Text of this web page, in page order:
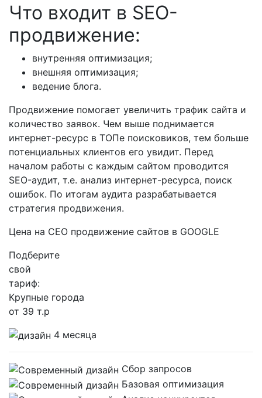
Что входит в SEO-
продвижение:
внутренняя оптимизация;
внешняя оптимизация;
ведение блога.
Продвижение помогает увеличить трафик сайта и
количество заявок. Чем выше поднимается
интернет-ресурс в ТОПе поисковиков, тем больше
потенциальных клиентов его увидит. Перед
началом работы с каждым сайтом проводится
SEO-аудит, т.е. анализ интернет-ресурса, поиск
ошибок. По итогам аудита разрабатывается
стратегия продвижения.
Цена на СЕО продвижение сайтов в GOOGLE
Подберите
свой
тариф:
Крупные города
от 39 т.р
4 месяца
Сбор запросов
Базовая оптимизация